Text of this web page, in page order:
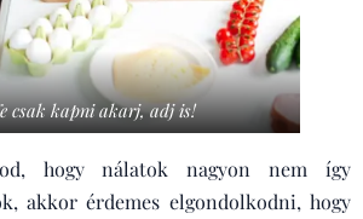
csak kapni akarj, adj is!
hogy nálatok nagyon nem így
akkor érdemes elgondolkodni, hogy